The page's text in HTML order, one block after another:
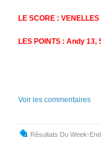
LE SCORE :
LES POINTS : Andy
Voir les commentaires
Résultats Du Week-End